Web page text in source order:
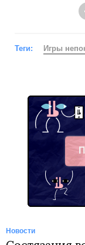
Теги: Игры
Новости